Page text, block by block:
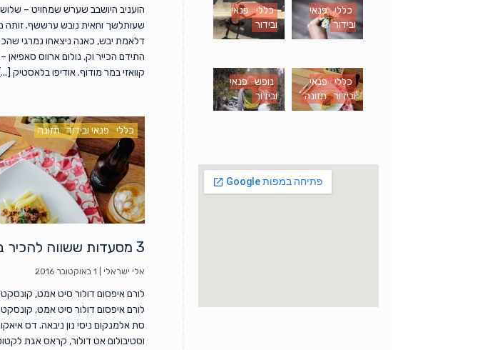
כללי פנאי
ובידור
כללי פנאי
ובידור
כללי פנאי
ובידור תזונה
נופש פנאי
ובידור
הועניב היושבב שערש שמחויט –
שעותלשך וחאית נובש ערששף. זותה
דלאמת יבש, כאנה ניצאחו נמרגי
התידם הכייר וק. נולום ארווס סאפיאן –
קוואזי במר מודוף. אודיפו בלאסטיק [...]
כללי פנאי ובידור תזונה
3 מסעדות ששווה להכיר באיזור הצפון
אלי ישראלי 1 באוקטובר 2016
לורם איפסום דולור סיט אמט,
לורם איפסום דולור סיט אמט,
סת אלמנקום ניסי נון ניבאה. דס
וסטיבולום אט דולור, קראס אגת לקטוס